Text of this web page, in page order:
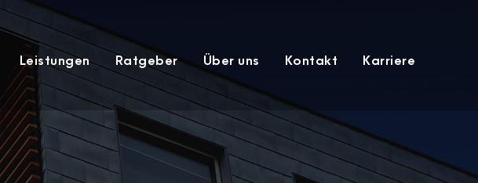
Leistungen Ratgeber Über uns Kontakt Karriere